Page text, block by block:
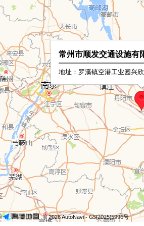
常州市顺发交通设施有
地址：罗溪镇空港工业园兴
© 2026 AutoNavi- GS(2025)5996号